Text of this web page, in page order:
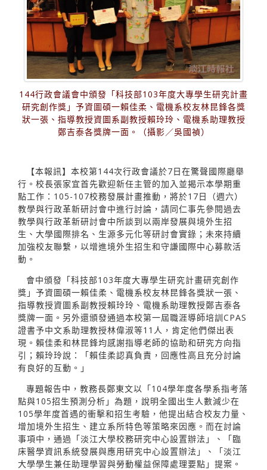
144行政會議會中頒發「科技部103年度大專學生研究計畫
研究創作獎」予資圖碩一賴佳柔、電機系校友林昆鋒各獎
狀一張、指導教授資圖系副教授賴玲玲、電機系助理教授
鄭吉泰各獎牌一面。（攝影／吳國禎）
【本報訊】本校第144次行政會議於7日在驚聲國際廳舉
行。校長張家宜首先歡迎新任主管的加入並揭示本學期重
點工作：105-107校務發展計畫推動，將於17日（週六）
教學與行政革新研討會中進行討論，請同仁事先參閱過去
教學與行政革新研討會中所談到以兩岸發展與境外生招
生、大學國際排名、生源多元化等研討會實錄；未來持續
加強校友聯繫，以增進境外生招生和守謙國際中心募款活
動。
會中頒發「科技部103年度大專學生研究計畫研究創作
獎」予資圖碩一賴佳柔、電機系校友林昆鋒各獎狀一張、
指導教授資圖系副教授賴玲玲、電機系助理教授鄭吉泰各
獎牌一面。另外還頒發通過本校第一屆職涯導師培訓CPAS
證書予中文系助理教授林偉淑等11人，肯定他們傑出表
現。賴佳柔和林昆鋒均感謝指導老師的協助和研究方向指
引；賴玲玲說：「賴佳柔認真負責，回應性高且充分討論
有良好的互動。」
專題報告中，教務長鄭東文以「104學年度各學系指考落
點與105招生預測分析」為題，說明全國出生人數減少在
105學年度首遇的衝擊和招生考驗，他提出結合校友力量、
增加境外生招生、建立系所特色等策略來因應。而在討論
事項中，通過「淡江大學校務研究中心設置辦法」、「臨
床醫學資訊系統發展與應用研究中心設置辦法」、「淡江
大學學生兼任助理學習與勞動權益保障處理要點」提案。